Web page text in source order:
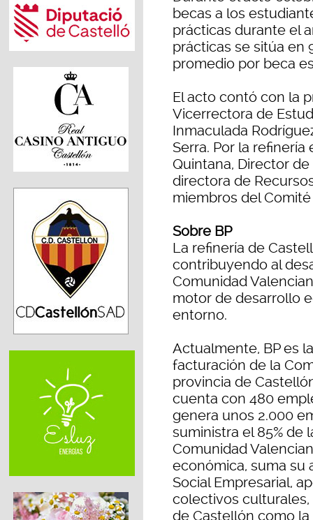
becas a los
prácticas durante el
prácticas se sitúa en
promedio por beca
El acto contó con la
Vicerrectora de
Inmaculada
Serra. Por la
Quintana, Director
directora de
miembros del
Sobre BP
La refinería de
contribuyendo al
Comunidad
motor de desarrollo
entorno.
Actualmente, BP es
facturación de la
provincia de
cuenta con 480
genera unos 2.000
suministra el 85% de
Comunidad
económica, suma su
Social Empresarial,
colectivos
de Castellón como